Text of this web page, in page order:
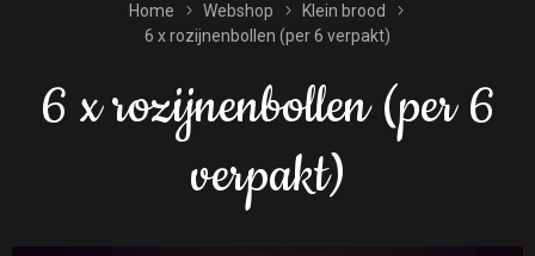
Home Webshop
Klein brood
6 x rozijnenbollen (per 6 verpakt)
6 x rozijnenbollen (per 6
verpakt)